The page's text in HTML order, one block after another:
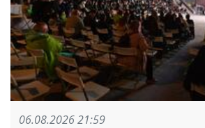
06.08.2026 21:59